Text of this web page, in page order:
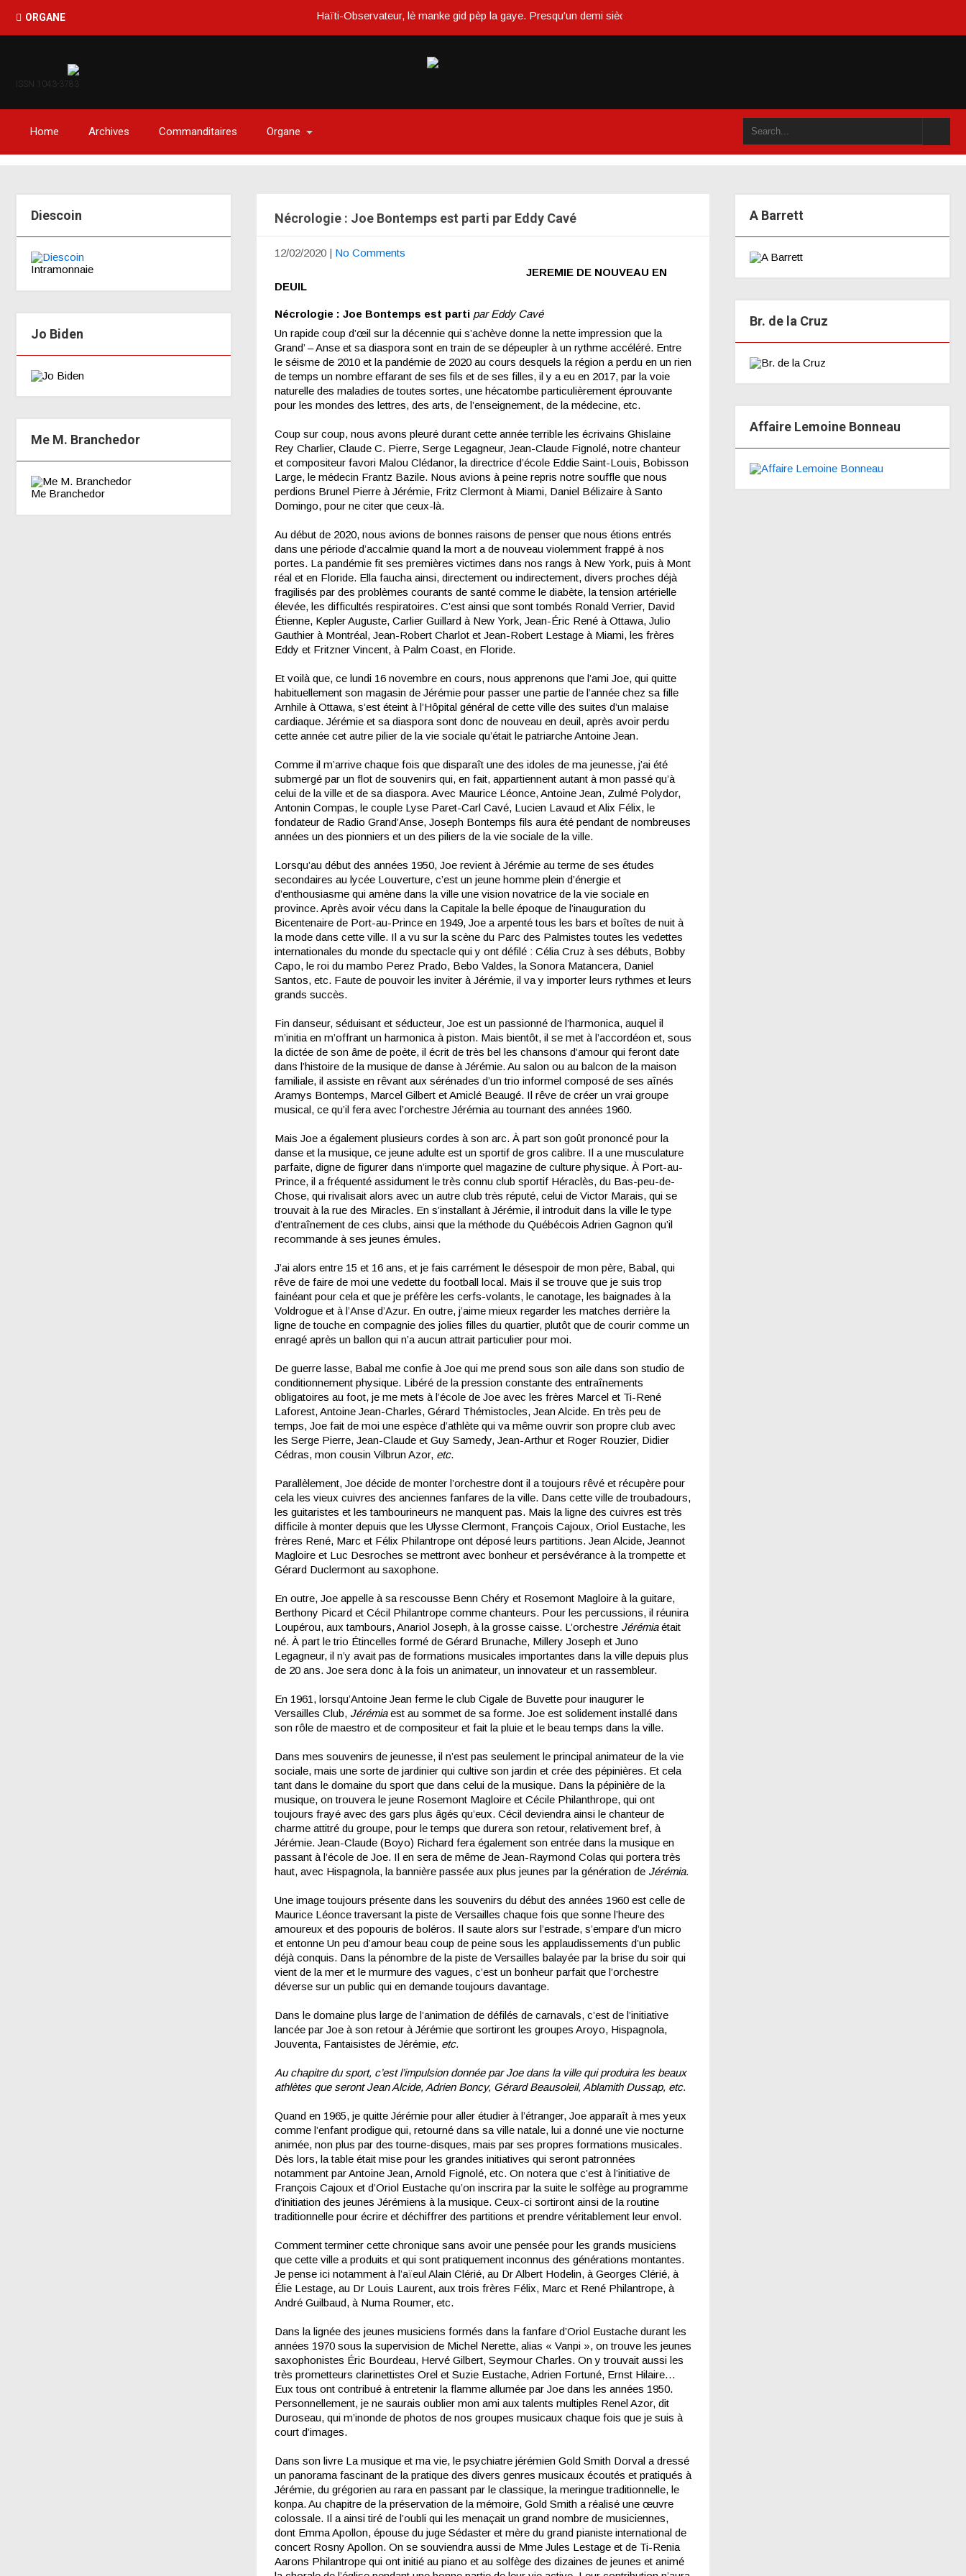
ORGANE Haïti-Observateur, lè manke gid pèp la gaye. Presqu'un demi siècle ou dans un an accompli (juillet 2021)
ISSN 1043-3783
Home Archives Commanditaires Organe
Diescoin
Intramonnaie
Jo Biden
Me M. Branchedor
Me Branchedor
Nécrologie : Joe Bontemps est parti par Eddy Cavé
12/02/2020 | No Comments
JEREMIE DE NOUVEAU EN
DEUIL
Nécrologie : Joe Bontemps est parti par Eddy Cavé
Un rapide coup d’œil sur la décennie qui s’achève donne la nette impression que la
Grand’ – Anse et sa diaspora sont en train de se dépeupler à un rythme accéléré. Entre
le séisme de 2010 et la pandémie de 2020 au cours desquels la région a perdu en un rien
de temps un nombre effarant de ses fils et de ses filles, il y a eu en 2017, par la voie
naturelle des maladies de toutes sortes, une hécatombe particulièrement éprouvante
pour les mondes des lettres, des arts, de l’enseignement, de la médecine, etc.
Coup sur coup, nous avons pleuré durant cette année terrible les écrivains Ghislaine
Rey Charlier, Claude C. Pierre, Serge Legagneur, Jean-Claude Fignolé, notre chanteur
et compositeur favori Malou Clédanor, la directrice d’école Eddie Saint-Louis, Bobisson
Large, le médecin Frantz Bazile. Nous avions à peine repris notre souffle que nous
perdions Brunel Pierre à Jérémie, Fritz Clermont à Miami, Daniel Bélizaire à Santo
Domingo, pour ne citer que ceux-là.
Au début de 2020, nous avions de bonnes raisons de penser que nous étions entrés
dans une période d’accalmie quand la mort a de nouveau violemment frappé à nos
portes. La pandémie fit ses premières victimes dans nos rangs à New York, puis à Mont
réal et en Floride. Ella faucha ainsi, directement ou indirectement, divers proches déjà
fragilisés par des problèmes courants de santé comme le diabète, la tension artérielle
élevée, les difficultés respiratoires. C’est ainsi que sont tombés Ronald Verrier, David
Étienne, Kepler Auguste, Carlier Guillard à New York, Jean-Éric René à Ottawa, Julio
Gauthier à Montréal, Jean-Robert Charlot et Jean-Robert Lestage à Miami, les frères
Eddy et Fritzner Vincent, à Palm Coast, en Floride.
Et voilà que, ce lundi 16 novembre en cours, nous apprenons que l’ami Joe, qui quitte
habituellement son magasin de Jérémie pour passer une partie de l’année chez sa fille
Arnhile à Ottawa, s’est éteint à l’Hôpital général de cette ville des suites d’un malaise
cardiaque. Jérémie et sa diaspora sont donc de nouveau en deuil, après avoir perdu
cette année cet autre pilier de la vie sociale qu’était le patriarche Antoine Jean.
Comme il m’arrive chaque fois que disparaît une des idoles de ma jeunesse, j’ai été
submergé par un flot de souvenirs qui, en fait, appartiennent autant à mon passé qu’à
celui de la ville et de sa diaspora. Avec Maurice Léonce, Antoine Jean, Zulmé Polydor,
Antonin Compas, le couple Lyse Paret-Carl Cavé, Lucien Lavaud et Alix Félix, le
fondateur de Radio Grand’Anse, Joseph Bontemps fils aura été pendant de nombreuses
années un des pionniers et un des piliers de la vie sociale de la ville.
Lorsqu’au début des années 1950, Joe revient à Jérémie au terme de ses études
secondaires au lycée Louverture, c’est un jeune homme plein d’énergie et
d’enthousiasme qui amène dans la ville une vision novatrice de la vie sociale en
province. Après avoir vécu dans la Capitale la belle époque de l’inauguration du
Bicentenaire de Port-au-Prince en 1949, Joe a arpenté tous les bars et boîtes de nuit à
la mode dans cette ville. Il a vu sur la scène du Parc des Palmistes toutes les vedettes
internationales du monde du spectacle qui y ont défilé : Célia Cruz à ses débuts, Bobby
Capo, le roi du mambo Perez Prado, Bebo Valdes, la Sonora Matancera, Daniel
Santos, etc. Faute de pouvoir les inviter à Jérémie, il va y importer leurs rythmes et leurs
grands succès.
Fin danseur, séduisant et séducteur, Joe est un passionné de l’harmonica, auquel il
m’initia en m’offrant un harmonica à piston. Mais bientôt, il se met à l’accordéon et, sous
la dictée de son âme de poète, il écrit de très bel les chansons d’amour qui feront date
dans l’histoire de la musique de danse à Jérémie. Au salon ou au balcon de la maison
familiale, il assiste en rêvant aux sérénades d’un trio informel composé de ses aînés
Aramys Bontemps, Marcel Gilbert et Amiclé Beaugé. Il rêve de créer un vrai groupe
musical, ce qu’il fera avec l’orchestre Jérémia au tournant des années 1960.
Mais Joe a également plusieurs cordes à son arc. À part son goût prononcé pour la
danse et la musique, ce jeune adulte est un sportif de gros calibre. Il a une musculature
parfaite, digne de figurer dans n’importe quel magazine de culture physique. À Port-au-
Prince, il a fréquenté assidument le très connu club sportif Héraclès, du Bas-peu-de-
Chose, qui rivalisait alors avec un autre club très réputé, celui de Victor Marais, qui se
trouvait à la rue des Miracles. En s’installant à Jérémie, il introduit dans la ville le type
d’entraînement de ces clubs, ainsi que la méthode du Québécois Adrien Gagnon qu’il
recommande à ses jeunes émules.
J’ai alors entre 15 et 16 ans, et je fais carrément le désespoir de mon père, Babal, qui
rêve de faire de moi une vedette du football local. Mais il se trouve que je suis trop
fainéant pour cela et que je préfère les cerfs-volants, le canotage, les baignades à la
Voldrogue et à l’Anse d’Azur. En outre, j’aime mieux regarder les matches derrière la
ligne de touche en compagnie des jolies filles du quartier, plutôt que de courir comme un
enragé après un ballon qui n’a aucun attrait particulier pour moi.
De guerre lasse, Babal me confie à Joe qui me prend sous son aile dans son studio de
conditionnement physique. Libéré de la pression constante des entraînements
obligatoires au foot, je me mets à l’école de Joe avec les frères Marcel et Ti-René
Laforest, Antoine Jean-Charles, Gérard Thémistocles, Jean Alcide. En très peu de
temps, Joe fait de moi une espèce d’athlète qui va même ouvrir son propre club avec
les Serge Pierre, Jean-Claude et Guy Samedy, Jean-Arthur et Roger Rouzier, Didier
Cédras, mon cousin Vilbrun Azor, etc.
Parallèlement, Joe décide de monter l’orchestre dont il a toujours rêvé et récupère pour
cela les vieux cuivres des anciennes fanfares de la ville. Dans cette ville de troubadours,
les guitaristes et les tambourineurs ne manquent pas. Mais la ligne des cuivres est très
difficile à monter depuis que les Ulysse Clermont, François Cajoux, Oriol Eustache, les
frères René, Marc et Félix Philantrope ont déposé leurs partitions. Jean Alcide, Jeannot
Magloire et Luc Desroches se mettront avec bonheur et persévérance à la trompette et
Gérard Duclermont au saxophone.
En outre, Joe appelle à sa rescousse Benn Chéry et Rosemont Magloire à la guitare,
Berthony Picard et Cécil Philantrope comme chanteurs. Pour les percussions, il réunira
Loupérou, aux tambours, Anariol Joseph, à la grosse caisse. L’orchestre Jérémiaétait
né. À part le trio Étincelles formé de Gérard Brunache, Millery Joseph et Juno
Legagneur, il n’y avait pas de formations musicales importantes dans la ville depuis plus
de 20 ans. Joe sera donc à la fois un animateur, un innovateur et un rassembleur.
En 1961, lorsqu’Antoine Jean ferme le club Cigale de Buvette pour inaugurer le
Versailles Club, Jérémiaest au sommet de sa forme. Joe est solidement installé dans
son rôle de maestro et de compositeur et fait la pluie et le beau temps dans la ville.
Dans mes souvenirs de jeunesse, il n’est pas seulement le principal animateur de la vie
sociale, mais une sorte de jardinier qui cultive son jardin et crée des pépinières. Et cela
tant dans le domaine du sport que dans celui de la musique. Dans la pépinière de la
musique, on trouvera le jeune Rosemont Magloire et Cécile Philanthrope, qui ont
toujours frayé avec des gars plus âgés qu’eux. Cécil deviendra ainsi le chanteur de
charme attitré du groupe, pour le temps que durera son retour, relativement bref, à
Jérémie. Jean-Claude (Boyo) Richard fera également son entrée dans la musique en
passant à l’école de Joe. Il en sera de même de Jean-Raymond Colas qui portera très
haut, avec Hispagnola, la bannière passée aux plus jeunes par la génération de Jérémia.
Une image toujours présente dans les souvenirs du début des années 1960 est celle de
Maurice Léonce traversant la piste de Versailles chaque fois que sonne l’heure des
amoureux et des popouris de boléros. Il saute alors sur l’estrade, s’empare d’un micro
et entonne Un peu d’amour beau coup de peine sous les applaudissements d’un public
déjà conquis. Dans la pénombre de la piste de Versailles balayée par la brise du soir qui
vient de la mer et le murmure des vagues, c’est un bonheur parfait que l’orchestre
déverse sur un public qui en demande toujours davantage.
Dans le domaine plus large de l’animation de défilés de carnavals, c’est de l’initiative
lancée par Joe à son retour à Jérémie que sortiront les groupes Aroyo, Hispagnola,
Jouventa, Fantaisistes de Jérémie, etc.
Au chapitre du sport, c’est l’impulsion donnée par Joe dans la ville qui produira les beaux
athlètes que seront Jean Alcide, Adrien Boncy, Gérard Beausoleil, Ablamith Dussap, etc.
Quand en 1965, je quitte Jérémie pour aller étudier à l’étranger, Joe apparaît à mes yeux
comme l’enfant prodigue qui, retourné dans sa ville natale, lui a donné une vie nocturne
animée, non plus par des tourne-disques, mais par ses propres formations musicales.
Dès lors, la table était mise pour les grandes initiatives qui seront patronnées
notamment par Antoine Jean, Arnold Fignolé, etc. On notera que c’est à l’initiative de
François Cajoux et d’Oriol Eustache qu’on inscrira par la suite le solfège au programme
d’initiation des jeunes Jérémiens à la musique. Ceux-ci sortiront ainsi de la routine
traditionnelle pour écrire et déchiffrer des partitions et prendre véritablement leur envol.
Comment terminer cette chronique sans avoir une pensée pour les grands musiciens
que cette ville a produits et qui sont pratiquement inconnus des générations montantes.
Je pense ici notamment à l’aïeul Alain Clérié, au Dr Albert Hodelin, à Georges Clérié, à
Élie Lestage, au Dr Louis Laurent, aux trois frères Félix, Marc et René Philantrope, à
André Guilbaud, à Numa Roumer, etc.
Dans la lignée des jeunes musiciens formés dans la fanfare d’Oriol Eustache durant les
années 1970 sous la supervision de Michel Nerette, alias « Vanpi », on trouve les jeunes
saxophonistes Éric Bourdeau, Hervé Gilbert, Seymour Charles. On y trouvait aussi les
très prometteurs clarinettistes Orel et Suzie Eustache, Adrien Fortuné, Ernst Hilaire…
Eux tous ont contribué à entretenir la flamme allumée par Joe dans les années 1950.
Personnellement, je ne saurais oublier mon ami aux talents multiples Renel Azor, dit
Duroseau, qui m’inonde de photos de nos groupes musicaux chaque fois que je suis à
court d’images.
Dans son livre La musique et ma vie, le psychiatre jérémien Gold Smith Dorval a dressé
un panorama fascinant de la pratique des divers genres musicaux écoutés et pratiqués à
Jérémie, du grégorien au rara en passant par le classique, la meringue traditionnelle, le
konpa. Au chapitre de la préservation de la mémoire, Gold Smith a réalisé une œuvre
colossale. Il a ainsi tiré de l’oubli qui les menaçait un grand nombre de musiciennes,
dont Emma Apollon, épouse du juge Sédaster et mère du grand pianiste international de
concert Rosny Apollon. On se souviendra aussi de Mme Jules Lestage et de Ti-Renia
Aarons Philantrope qui ont initié au piano et au solfège des dizaines de jeunes et animé
A Barrett
Br. de la Cruz
Affaire Lemoine Bonneau